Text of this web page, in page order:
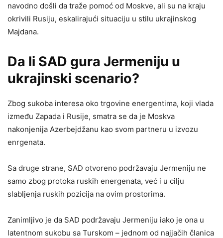
navodno došli da traže pomoć od Moskve, ali su na kraju
okrivili Rusiju, eskalirajući situaciju u stilu ukrajinskog
Majdana.
Da li SAD gura Jermeniju u
ukrajinski scenario?
Zbog sukoba interesa oko trgovine energentima, koji vlada
između Zapada i Rusije, smatra se da je Moskva
nakonjenija Azerbejdžanu kao svom partneru u izvozu
enrgenata.
Sa druge strane, SAD otvoreno podržavaju Jermeniju ne
samo zbog protoka ruskih energenata, već i u cilju
slabljenja ruskih pozicija na ovim prostorima.
Zanimljivo je da SAD podržavaju Jermeniju iako je ona u
latentnom sukobu sa Turskom – jednom od najjačih članica